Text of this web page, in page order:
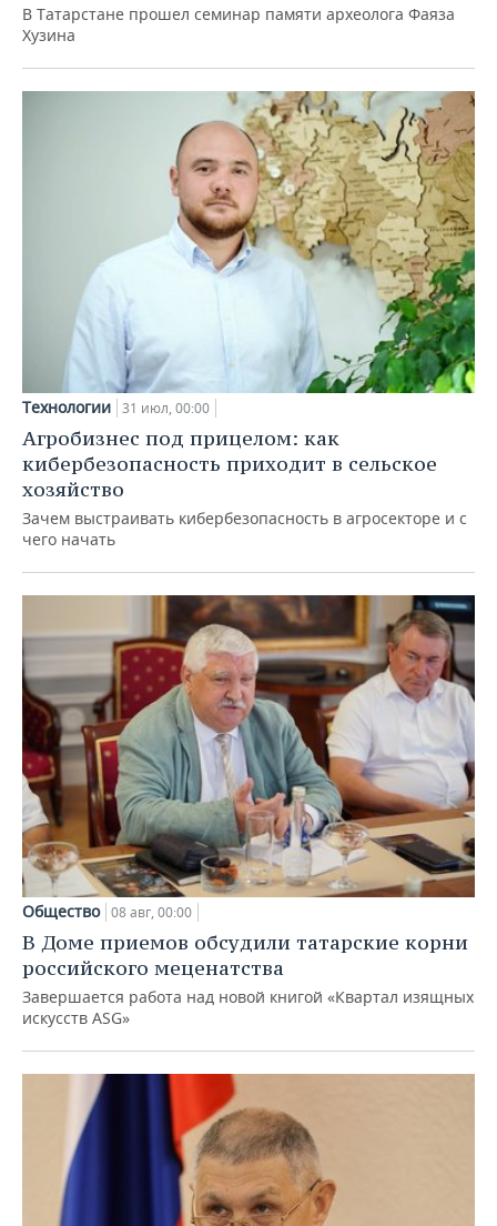
В Татарстане прошел семинар памяти археолога Фаяза
Хузина
Технологии 31 июл, 00:00
Агробизнес под прицелом: как
кибербезопасность приходит в сельское
хозяйство
Зачем выстраивать кибербезопасность в агросекторе и с
чего начать
Общество 08 авг, 00:00
В Доме приемов обсудили татарские корни
российского меценатства
Завершается работа над новой книгой «Квартал изящных
искусств ASG»